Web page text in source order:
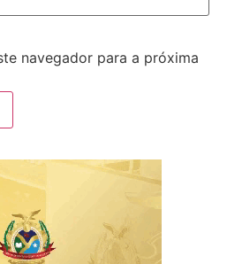
navegador para a próxima